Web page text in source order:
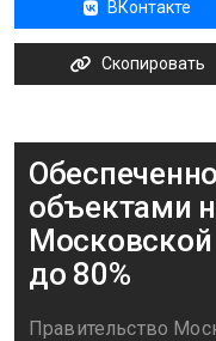
ВКонтакте
Скопировать
объектами
Московской
до 80%
Правительство